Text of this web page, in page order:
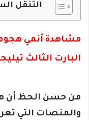
التنقل
مشاهدة أنمي هجوم
البارت الثالث
من حسن الحظ أن
والمنصات التي